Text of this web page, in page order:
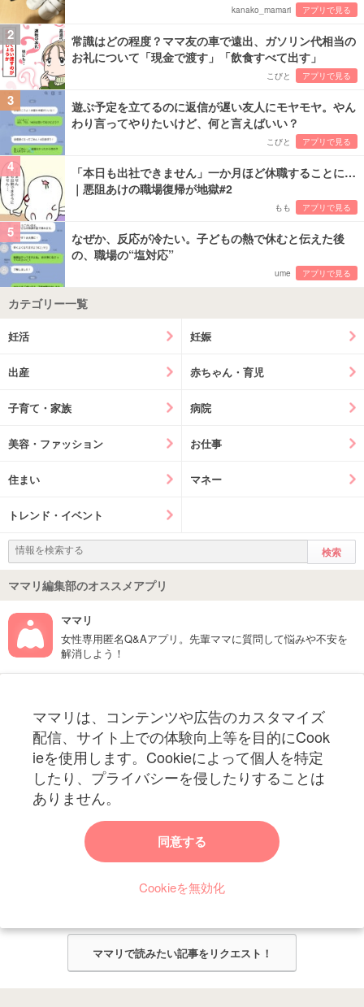
kanako_mamari アプリで見る
2
常識はどの程度？ママ友の車で遠出、ガソリン代相当の
お礼について「現金で渡す」「飲食すべて出す」
こびと アプリで見る
3
遊ぶ予定を立てるのに返信が遅い友人にモヤモヤ。やん
わり言ってやりたいけど、何と言えばいい？
こびと アプリで見る
4
「本日も出社できません」一か月ほど休職することに…
｜悪阻あけの職場復帰が地獄#2
もも アプリで見る
5
なぜか、反応が冷たい。子どもの熱で休むと伝えた後
の、職場の“塩対応”
ume アプリで見る
カテゴリー一覧
妊活 妊娠
出産 赤ちゃん・育児
子育て・家族 病院
美容・ファッション お仕事
住まい マネー
トレンド・イベント
ママリ編集部のオススメアプリ
ママリ
女性専用匿名Q&Aアプリ。先輩ママに質問して悩みや不安を
解消しよう！
ママリは、コンテンツや広告のカスタマイズ
配信、サイト上での体験向上等を目的にCook
ieを使用します。Cookieによって個人を特定
したり、プライバシーを侵したりすることは
ありません。
同意する
Cookieを無効化
妊娠〜子育て中のお役立ち情報を配信中
ママリからのお知らせ
今ママリで読みたい記事は何ですか？
ママリ編集部がみなさんのご意見をもとに記事を作成させていただきま
ママリで読みたい記事をリクエスト！